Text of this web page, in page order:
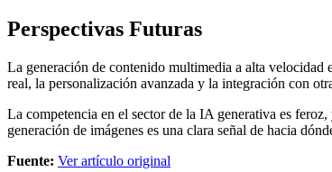
Perspectivas Futuras
La generación de contenido multimedia a alta velocidad
real, la personalización avanzada y la integración con
La competencia en el sector de la IA generativa es
generación de imágenes es una clara señal de hacia
Fuente: Ver artículo original